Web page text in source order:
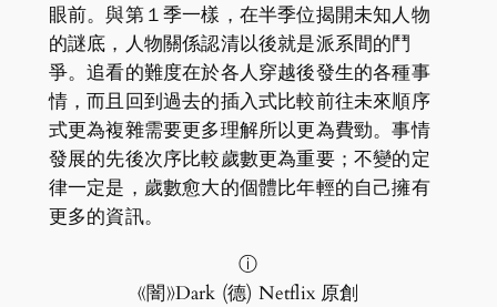
眼前。與第１季一樣，在半季位揭開未知人物
的謎底，人物關係認清以後就是派系間的鬥
爭。追看的難度在於各人穿越後發生的各種事
情，而且回到過去的插入式比較前往未來順序
式更為複雜需要更多理解所以更為費勁。事情
發展的先後次序比較歲數更為重要；不變的定
律一定是，歲數愈大的個體比年輕的自己擁有
更多的資訊。
ⓘ
《闇》Dark (德) Netflix 原創